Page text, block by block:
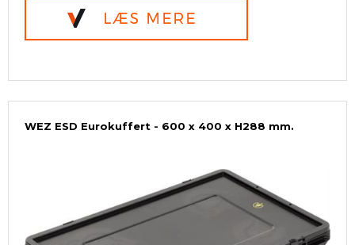
WEZ ESD Eurokuffert - 600 x 400 x H288 mm.